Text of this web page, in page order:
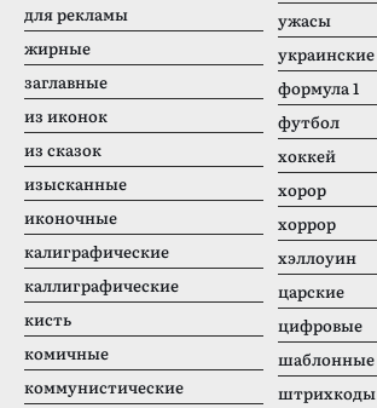
для рекламы
жирные
заглавные
из иконок
из сказок
изысканные
иконочные
калиграфические
каллиграфические
кисть
комичные
коммунистические
ужасы
украинские
формула 1
футбол
хоккей
хорор
хоррор
хэллоуин
царские
цифровые
шаблонные
штрихкоды